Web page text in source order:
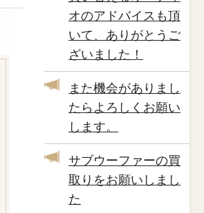
オのアドバイスも頂
いて、ありがとうご
ざいました！
また機会がありまし
たらよろしくお願い
します。
サブウーファーの買
取りをお願いしまし
た